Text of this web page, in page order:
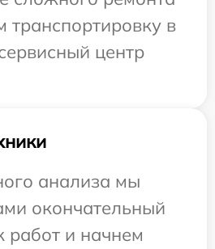
транспортировку в
центр
анализа мы
окончательный
работ и начнем